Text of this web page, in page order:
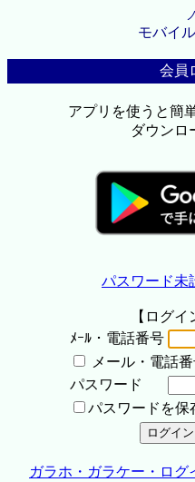
モバイ
会員
アプリを使うと簡
ダウンロ
パスワード未
【ログイ
ﾒｰﾙ・電話番号
メール・電話
パスワード
パスワードを保
ガラホ・ガラケー・ログ